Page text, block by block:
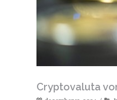
Cryptovaluta